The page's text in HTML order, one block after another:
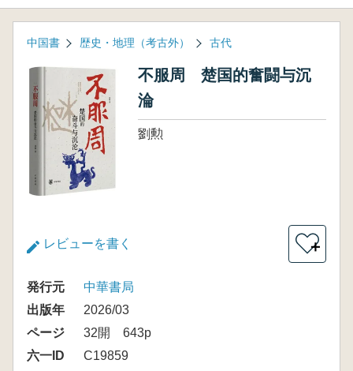
中国書 歴史・地理（考古外） 古代
不服周 楚国的奮闘与沉
淪
劉勲
レビューを書く ＋
発行元
中華書局
出版年
2026/03
ページ
32開 643p
六一ID
C19859